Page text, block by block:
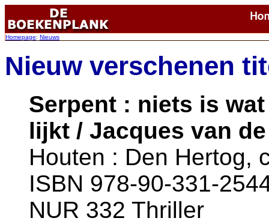
Homepage: Nieuws
Nieuw verschenen
Serpent : niets is
lijkt / Jacques van
Houten : Den Hertog,
ISBN 978-90-331-
NUR 332 Thriller